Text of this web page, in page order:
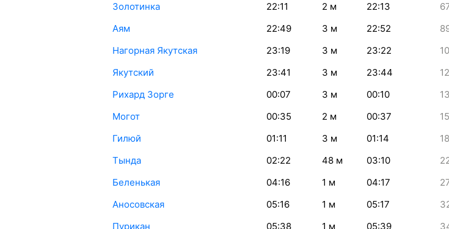
Золотинка
22:11 2 м 22:13
Аям
22:49 3 м 22:52
Нагорная Якутская
23:19 3 м 23:22
Якутский
23:41 3 м 23:44
Рихард Зорге
00:07 3 м 00:10
Могот
00:35 2 м 00:37
Гилюй
01:11 3 м 01:14
Тында
02:22 48 м 03:10
Беленькая
04:16 1 м 04:17
Аносовская
05:16 1 м 05:17
Пурикан
05:38 1 м 05:39